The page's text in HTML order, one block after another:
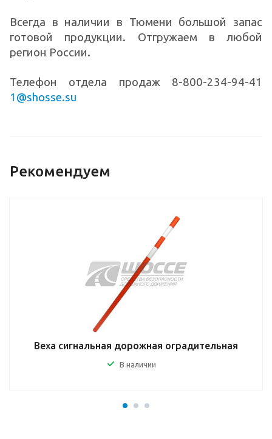
Всегда в наличии в Тюмени большой запас
готовой продукции. Отгружаем в любой
регион России.
Телефон отдела продаж 8-800-234-94-41
1@shosse.su
Рекомендуем
Веха сигнальная дорожная оградительная
В наличии